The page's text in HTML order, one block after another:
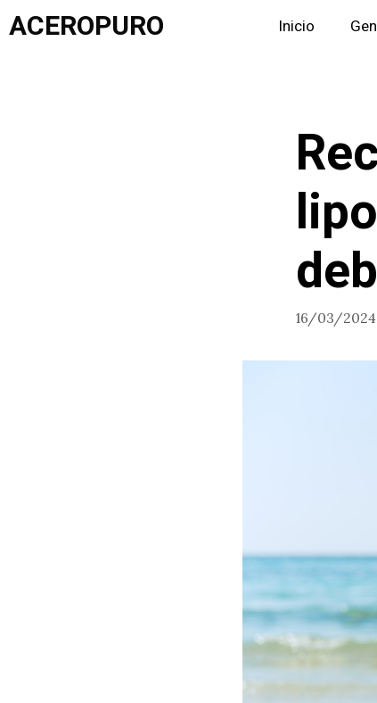
Saltar
alACEROPURO Inicio
16/03/2024